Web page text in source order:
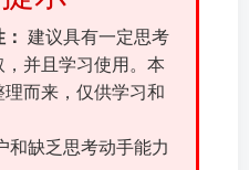
建议具有一定思考
并且学习使用。本
而来，仅供学习和
和缺乏思考动手能力